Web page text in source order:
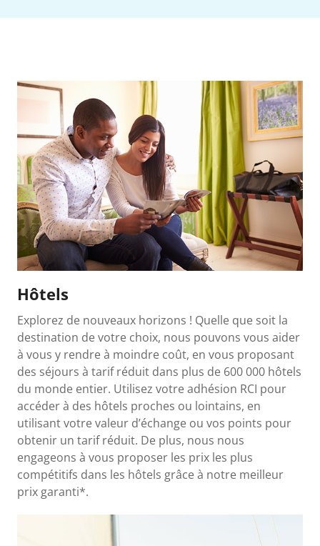
Hôtels
Explorez de nouveaux horizons ! Quelle que soit la
destination de votre choix, nous pouvons vous aider
à vous y rendre à moindre coût, en vous proposant
des séjours à tarif réduit dans plus de 600 000 hôtels
du monde entier. Utilisez votre adhésion RCI pour
accéder à des hôtels proches ou lointains, en
utilisant votre valeur d’échange ou vos points pour
obtenir un tarif réduit. De plus, nous nous
engageons à vous proposer les prix les plus
compétitifs dans les hôtels grâce à notre meilleur
prix garanti*.